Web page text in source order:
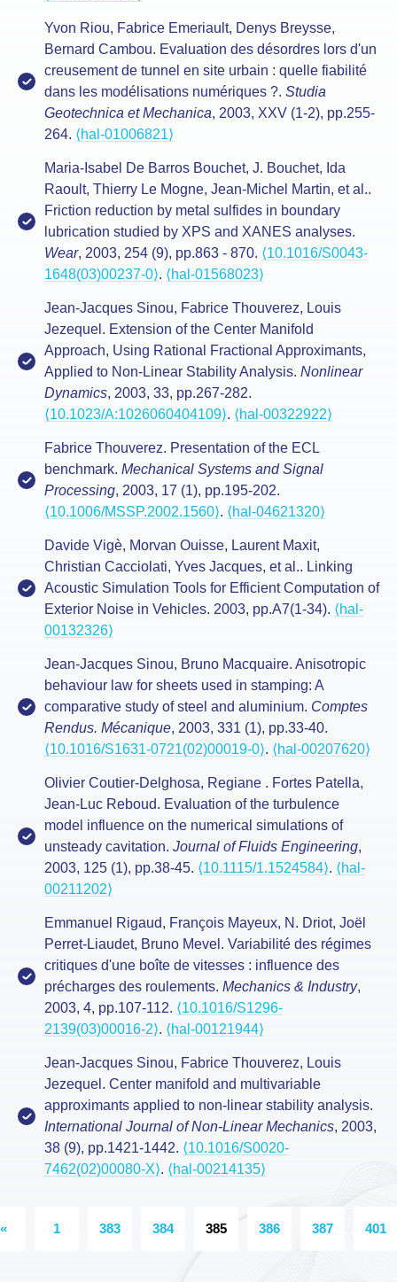
Yvon Riou, Fabrice Emeriault, Denys Breysse,
Bernard Cambou. Evaluation des désordres lors d'un
creusement de tunnel en site urbain : quelle fiabilité
dans les modélisations numériques ?. Studia
Geotechnica et Mechanica, 2003, XXV (1-2), pp.255-
264. ⟨hal-01006821⟩
Maria-Isabel De Barros Bouchet, J. Bouchet, Ida
Raoult, Thierry Le Mogne, Jean-Michel Martin, et al..
Friction reduction by metal sulfides in boundary
lubrication studied by XPS and XANES analyses.
Wear, 2003, 254 (9), pp.863 - 870. ⟨10.1016/S0043-
1648(03)00237-0⟩. ⟨hal-01568023⟩
Jean-Jacques Sinou, Fabrice Thouverez, Louis
Jezequel. Extension of the Center Manifold
Approach, Using Rational Fractional Approximants,
Applied to Non-Linear Stability Analysis. Nonlinear
Dynamics, 2003, 33, pp.267-282.
⟨10.1023/A:1026060404109⟩. ⟨hal-00322922⟩
Fabrice Thouverez. Presentation of the ECL
benchmark. Mechanical Systems and Signal
Processing, 2003, 17 (1), pp.195-202.
⟨10.1006/MSSP.2002.1560⟩. ⟨hal-04621320⟩
Davide Vigè, Morvan Ouisse, Laurent Maxit,
Christian Cacciolati, Yves Jacques, et al.. Linking
Acoustic Simulation Tools for Efficient Computation of
Exterior Noise in Vehicles. 2003, pp.A7(1-34). ⟨hal-
00132326⟩
Jean-Jacques Sinou, Bruno Macquaire. Anisotropic
behaviour law for sheets used in stamping: A
comparative study of steel and aluminium. Comptes
Rendus. Mécanique, 2003, 331 (1), pp.33-40.
⟨10.1016/S1631-0721(02)00019-0⟩. ⟨hal-00207620⟩
Olivier Coutier-Delghosa, Regiane . Fortes Patella,
Jean-Luc Reboud. Evaluation of the turbulence
model influence on the numerical simulations of
unsteady cavitation. Journal of Fluids Engineering,
2003, 125 (1), pp.38-45. ⟨10.1115/1.1524584⟩. ⟨hal-
00211202⟩
Emmanuel Rigaud, François Mayeux, N. Driot, Joël
Perret-Liaudet, Bruno Mevel. Variabilité des régimes
critiques d'une boîte de vitesses : influence des
précharges des roulements. Mechanics & Industry,
2003, 4, pp.107-112. ⟨10.1016/S1296-
2139(03)00016-2⟩. ⟨hal-00121944⟩
Jean-Jacques Sinou, Fabrice Thouverez, Louis
Jezequel. Center manifold and multivariable
approximants applied to non-linear stability analysis.
International Journal of Non-Linear Mechanics, 2003,
38 (9), pp.1421-1442. ⟨10.1016/S0020-
7462(02)00080-X⟩. ⟨hal-00214135⟩
« 1 383 384 385 386 387 401